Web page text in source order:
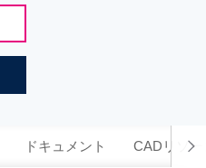
ドキュメント CADリソー